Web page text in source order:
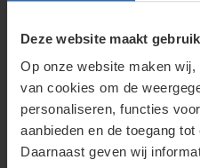
Deze website maakt
Op onze website maken wij,
van cookies om de
personaliseren, functies
aanbieden en de toegang
Daarnaast geven wij